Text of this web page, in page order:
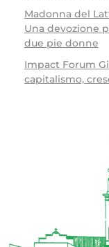
Madonna del
Una devozione
due pie donne
Impact Forum
capitalismo,